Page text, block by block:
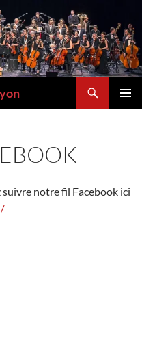
suivre notre fil Facebook ici